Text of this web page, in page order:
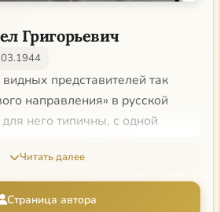
Григорьевич
представителей так
направления» в русской
него типичны, с одной
знание разных видов
(что особенно проявляется в
распевов), а с другой —
Читать далее
Страница автора